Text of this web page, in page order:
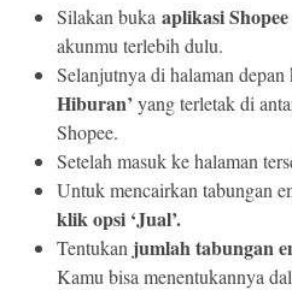
Silakan buka aplikasi Shopee
akunmu terlebih dulu.
Selanjutnya di halaman
Hiburan’ yang terletak di
Shopee.
Setelah masuk ke halaman
Untuk mencairkan tabungan
klik opsi ‘Jual’.
Tentukan jumlah tabungan
Kamu bisa menentukannya